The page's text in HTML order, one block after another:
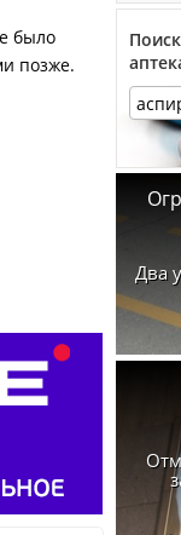
было
позже.
Два